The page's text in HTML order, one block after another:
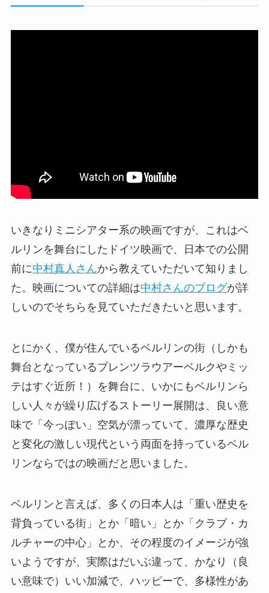
いきなりミニシアター系の映画ですが、これはベ
ルリンを舞台にしたドイツ映画で、日本での公開
前に中村真人さんから教えていただいて知りまし
た。映画についての詳細は中村さんのブログが詳
しいのでそちらを見ていただきたいと思います。
とにかく、僕が住んでいるベルリンの街（しかも
舞台となっているプレンツラウアーベルクやミッ
テはすぐ近所！）を舞台に、いかにもベルリンら
しい人々が繰り広げるストーリー展開は、良い意
味で「今っぽい」空気が漂っていて、濃厚な歴史
と変化の激しい現代という両面を持っているベル
リンならではの映画だと思いました。
ベルリンと言えば、多くの日本人は「重い歴史を
背負っている街」とか「暗い」とか「クラブ・カ
ルチャーの中心」とか、その程度のイメージが強
いようですが、実際はだいぶ違って、かなり（良
い意味で）いい加減で、ハッピーで、多様性があ